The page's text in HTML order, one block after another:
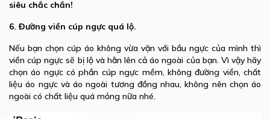
siêu chắc chắn!
6. Đường viền cúp ngực quá lộ.
Nếu bạn chọn cúp áo không vừa vặn với bầu ngực của mình thì
viền cúp ngực sẽ bị lộ và hằn lên cả áo ngoài của bạn. Vì vậy hãy
chọn áo ngực có phần cúp ngực mềm, không đường viền, chất
liệu áo ngực và áo ngoài tương đồng nhau, không nên chọn áo
ngoài có chất liệu quá mỏng nữa nhé.